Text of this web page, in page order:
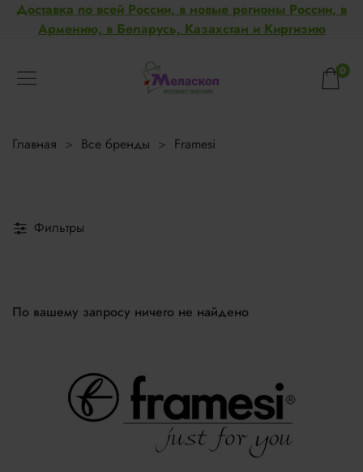
Доставка по всей России, в новые регионы России, в
Армению, в Беларусь, Казахстан и Киргизию
0
Главная Все бренды Framesi
Фильтры
По вашему запросу ничего не найдено